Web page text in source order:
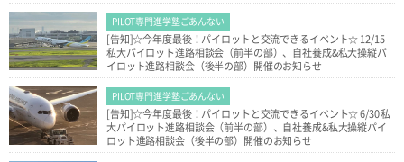
PILOT専門進学塾ごあんない
[告知]☆今年度最後！パイロットと交流できるイベント☆ 12/15
私大パイロット進路相談会（前半の部）、自社養成&私大操縦パ
イロット進路相談会（後半の部）開催のお知らせ
PILOT専門進学塾ごあんない
[告知]☆今年度最後！パイロットと交流できるイベント☆ 6/30 私
大パイロット進路相談会（前半の部）、自社養成&私大操縦パイ
ロット進路相談会（後半の部）開催のお知らせ